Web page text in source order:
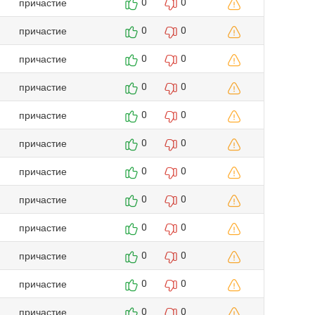
причастие 0 0
причастие 0 0
причастие 0 0
причастие 0 0
причастие 0 0
причастие 0 0
причастие 0 0
причастие 0 0
причастие 0 0
причастие 0 0
причастие 0 0